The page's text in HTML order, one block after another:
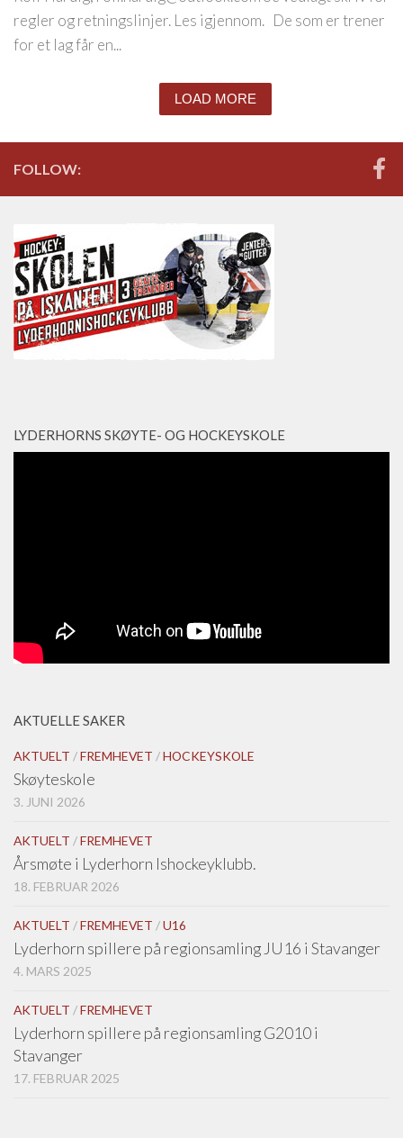
regler og retningslinjer. Les igjennom. De som er trener
for et lag får en...
LOAD MORE
FOLLOW:
LYDERHORNS SKØYTE- OG HOCKEYSKOLE
AKTUELLE SAKER
AKTUELT /FREMHEVET /HOCKEYSKOLE
Skøyteskole
3. JUNI 2026
AKTUELT /FREMHEVET
Årsmøte i Lyderhorn Ishockeyklubb.
18. FEBRUAR 2026
AKTUELT /FREMHEVET /U16
Lyderhorn spillere på regionsamling JU16 i Stavanger
4. MARS 2025
AKTUELT /FREMHEVET
Lyderhorn spillere på regionsamling G2010 i
Stavanger
17. FEBRUAR 2025